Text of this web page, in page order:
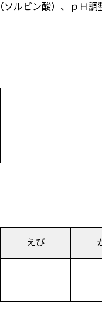
ルビン酸）、ｐＨ
えび